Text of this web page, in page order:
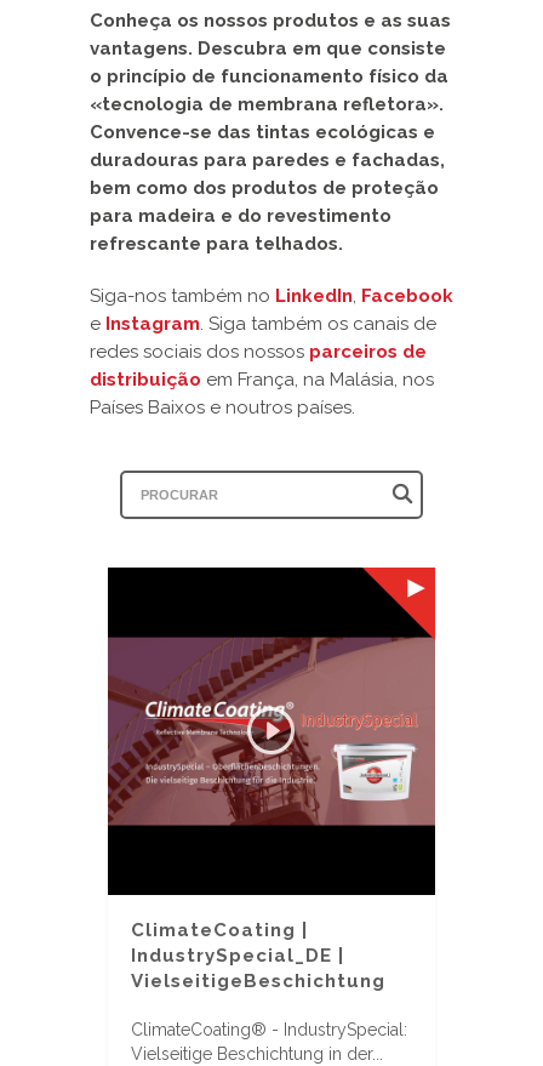
Conheça os nossos produtos e as suas
vantagens. Descubra em que consiste
o princípio de funcionamento físico da
«tecnologia de membrana refletora».
Convence-se das tintas ecológicas e
duradouras para paredes e fachadas,
bem como dos produtos de proteção
para madeira e do revestimento
refrescante para telhados.
Siga-nos também no LinkedIn, Facebook
e Instagram. Siga também os canais de
redes sociais dos nossos parceiros de
distribuição em França, na Malásia, nos
Países Baixos e noutros países.
ClimateCoating |
IndustrySpecial_DE |
VielseitigeBeschichtung
ClimateCoating® - IndustrySpecial:
Vielseitige Beschichtung in der...